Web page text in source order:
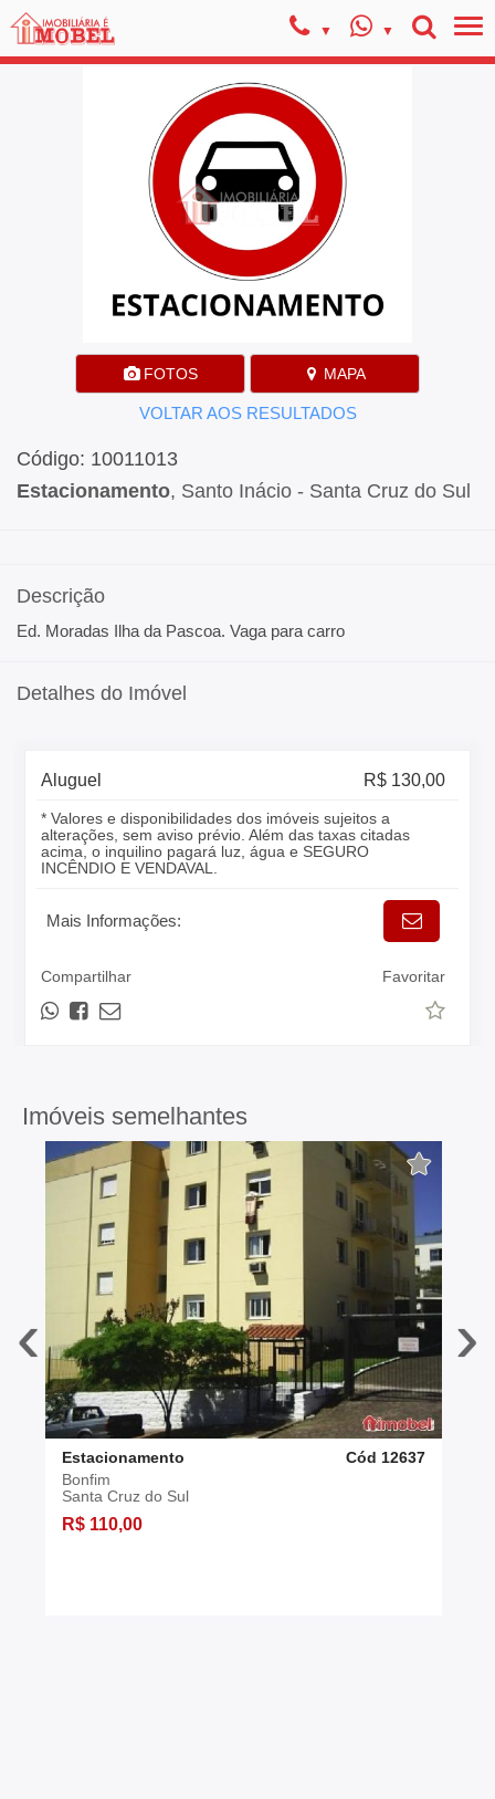
FOTOS MAPA
VOLTAR AOS RESULTADOS
Código: 10011013
Estacionamento, Santo Inácio - Santa Cruz do Sul
Descrição
Ed. Moradas Ilha da Pascoa. Vaga para carro
Detalhes do Imóvel
Aluguel R$ 130,00
* Valores e disponibilidades dos imóveis sujeitos a
alterações, sem aviso prévio. Além das taxas citadas
acima, o inquilino pagará luz, água e SEGURO
INCÊNDIO E VENDAVAL.
Mais Informações:
Compartilhar Favoritar
Imóveis semelhantes
‹
Estacionamento
Cód 12637
Bonfim
Santa Cruz do Sul
R$ 110,00
›